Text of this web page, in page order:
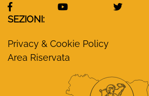
visita la pagina Facebook di
visita la paginavisita
SEZIONI:
Privacy & Cookie Policy
Area Riservata